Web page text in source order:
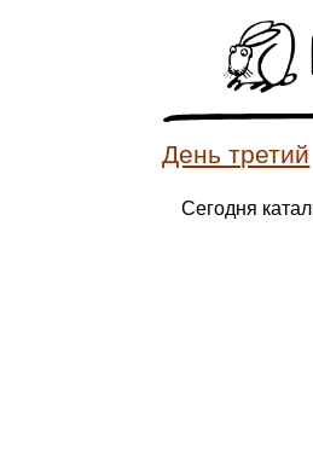
День третий
Сегодня